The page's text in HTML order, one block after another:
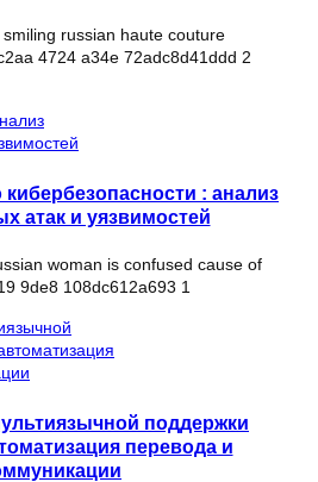
: анализ
атак и уязвимостей
поддержки
перевода и